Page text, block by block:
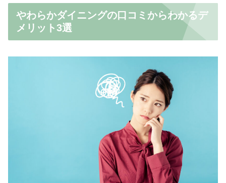
やわらかダイニングの口コミからわかるデ
メリット3選